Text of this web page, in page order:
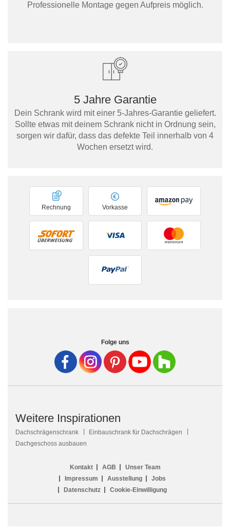
Professionelle Montage gegen Aufpreis möglich.
5 Jahre Garantie
Dein Schrank wird mit einer 5-Jahres-Garantie geliefert.
Sollte etwas mit deinem Schrank nicht in Ordnung sein,
sorgen wir dafür, dass das defekte Teil innerhalb von 4
Wochen ersetzt wird.
Vorkasse
Rechnung
Folge uns
Weitere Inspirationen
Dachschrägenschrank
Einbauschrank für Dachschrägen
Dachgeschoss ausbauen
Kontakt AGB
Unser Team
Impressum
Ausstellung
Jobs
Datenschutz
Cookie-Einwilligung